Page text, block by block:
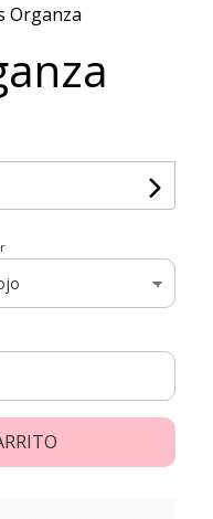
Organza